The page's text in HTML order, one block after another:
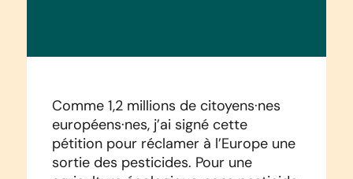
Comme 1,2 millions de citoyens·nes
européens·nes, j’ai signé cette
pétition pour réclamer à l’Europe une
sortie des pesticides. Pour une